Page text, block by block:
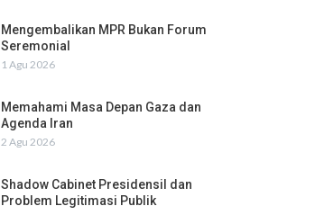
Mengembalikan MPR Bukan Forum
Seremonial
1 Agu 2026
Memahami Masa Depan Gaza dan
Agenda Iran
2 Agu 2026
Shadow Cabinet Presidensil dan
Problem Legitimasi Publik